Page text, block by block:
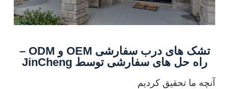
تشک های درب سفارشی OEM و ODM –
راه حل های سفارشی توسط JinCheng
آنچه ما تحقیق کردیم